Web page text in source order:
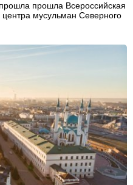
прошла Всероссийская
мусульман Северного